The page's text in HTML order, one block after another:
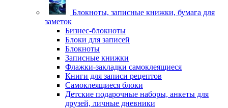
Блокноты, записные книжки, бумага для
заметок
Бизнес-блокноты
Блоки для записей
Блокноты
Записные книжки
Флажки-закладки самоклеящиеся
Книги для записи рецептов
Самоклеящиеся блоки
Детские подарочные наборы, анкеты для
друзей, личные дневники